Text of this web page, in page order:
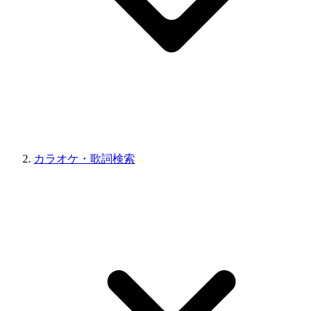
カラオケ・歌詞検索